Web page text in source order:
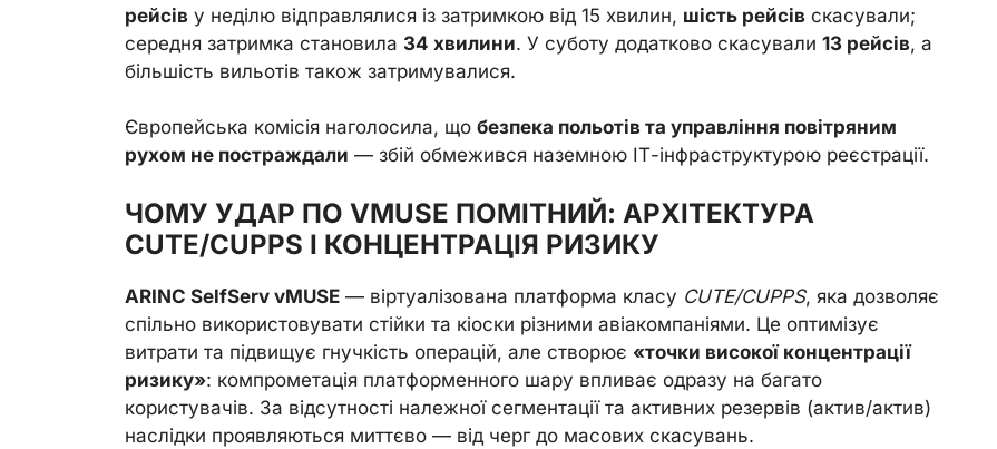
рейсів у неділю відправлялися із затримкою від 15 хвилин, шість рейсів скасували;
середня затримка становила 34 хвилини. У суботу додатково скасували 13 рейсів, а
більшість вильотів також затримувалися.
Європейська комісія наголосила, що безпека польотів та управління повітряним
рухом не постраждали — збій обмежився наземною ІТ-інфраструктурою реєстрації.
ЧОМУ УДАР ПО VMUSE ПОМІТНИЙ: АРХІТЕКТУРА
CUTE/CUPPS І КОНЦЕНТРАЦІЯ РИЗИКУ
ARINC SelfServ vMUSE — віртуалізована платформа класу CUTE/CUPPS, яка дозволяє
спільно використовувати стійки та кіоски різними авіакомпаніями. Це оптимізує
витрати та підвищує гнучкість операцій, але створює «точки високої концентрації
ризику»: компрометація платформенного шару впливає одразу на багато
користувачів. За відсутності належної сегментації та активних резервів (актив/актив)
наслідки проявляються миттєво — від черг до масових скасувань.